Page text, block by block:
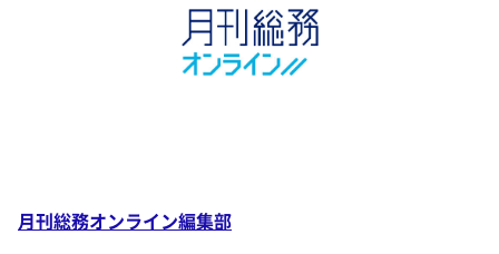
月刊総務オンライン編集部